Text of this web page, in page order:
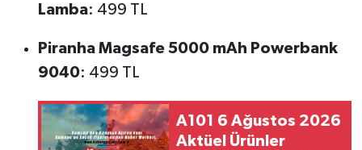
Lamba: 499 TL
Piranha Magsafe 5000 mAh Powerbank
9040: 499 TL
A101 6 Ağustos 2026
Aktüel Ürünler